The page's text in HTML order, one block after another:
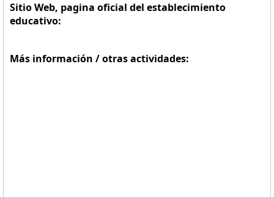
Sitio Web, pagina oficial del establecimiento
educativo:
Más información / otras actividades: